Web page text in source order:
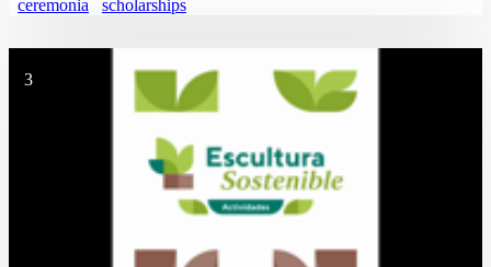
ceremonia scholarships
3